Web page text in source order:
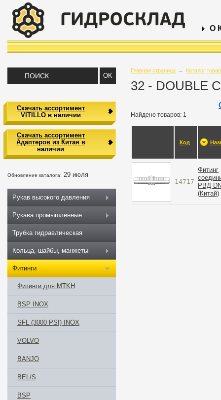
О
Главная страница → Каталог
32 - DOUBLE
Найдено товаров: 1
Код
14717
Фитинг
РВД
(Китай)
Скачать ассортимент
VITILLO в наличии
Скачать ассортимент
Адаптеров из Китая в
наличии
Обновление каталога: 29 июля
Рукав высокого давления
Рукава промышленные
Трубка гидравлическая
Кольца, шайбы, манжеты
Фитинги
Фитинги для MTKH
BSP INOX
SFL (3000 PSI) INOX
VOLVO
BANJO
BEL/S
BSP